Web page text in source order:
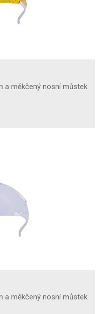
a měkčený nosní můstek
a měkčený nosní můstek